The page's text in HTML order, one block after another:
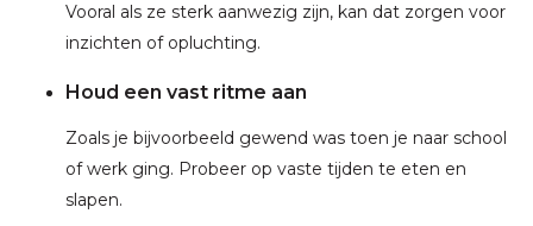
Vooral als ze sterk aanwezig zijn, kan dat zorgen voor
inzichten of opluchting.
Houd een vast ritme aan
Zoals je bijvoorbeeld gewend was toen je naar school
of werk ging. Probeer op vaste tijden te eten en
slapen.